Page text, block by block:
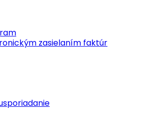
zasielaním faktúr